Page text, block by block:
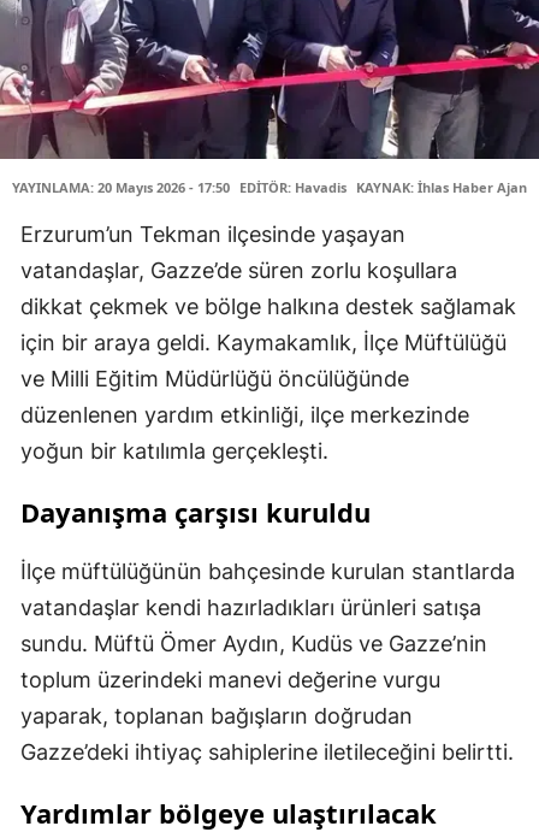
YAYINLAMA: 20 Mayıs 2026 - 17:50 EDİTÖR: Havadis KAYNAK: İhlas Haber Ajansı
Erzurum’un Tekman ilçesinde yaşayan
vatandaşlar, Gazze’de süren zorlu koşullara
dikkat çekmek ve bölge halkına destek sağlamak
için bir araya geldi. Kaymakamlık, İlçe Müftülüğü
ve Milli Eğitim Müdürlüğü öncülüğünde
düzenlenen yardım etkinliği, ilçe merkezinde
yoğun bir katılımla gerçekleşti.
Dayanışma çarşısı kuruldu
İlçe müftülüğünün bahçesinde kurulan stantlarda
vatandaşlar kendi hazırladıkları ürünleri satışa
sundu. Müftü Ömer Aydın, Kudüs ve Gazze’nin
toplum üzerindeki manevi değerine vurgu
yaparak, toplanan bağışların doğrudan
Gazze’deki ihtiyaç sahiplerine iletileceğini belirtti.
Yardımlar bölgeye ulaştırılacak